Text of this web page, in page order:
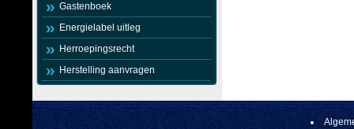
Gastenboek
Energielabel uitleg
Herroepingsrecht
Herstelling aanvragen